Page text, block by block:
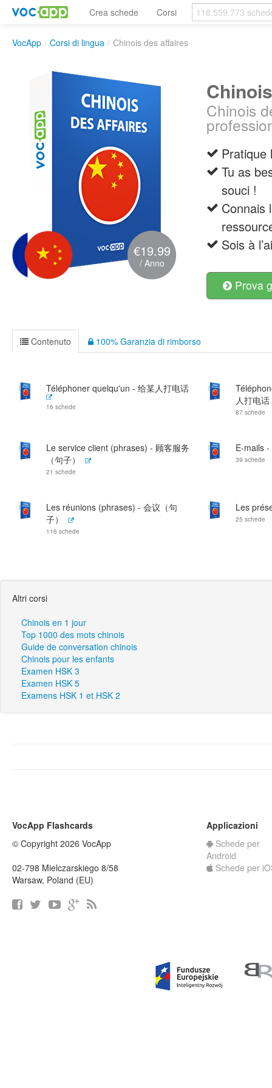
Crea schede Corsi
VocApp / Corsi di lingua / Chinois des affaires
€19.99
/ Anno
Chinois
Pratique
Tu as
souci !
Connais
Sois à
Prova
Contenuto 100% Garanzia di rimborso
Téléphoner quelqu'un - 给某人打电话
16 schede
人打电
87 schede
Le service client (phrases) - 顾客服务
（句子）
21 schede
E-mails
39 schede
Les réunions (phrases) - 会议（句
子）
116 schede
Les
25 schede
Altri corsi
Chinois en 1 jour
Top 1000 des mots chinois
Guide de conversation chinois
Chinois pour les enfants
Examen HSK 3
Examen HSK 5
Examens HSK 1 et HSK 2
VocApp Flashcards
© Copyright 2026 VocApp
02-798 Mielczarskiego 8/58
Warsaw, Poland (EU)
Applicazioni
Schede per
Android
Schede per